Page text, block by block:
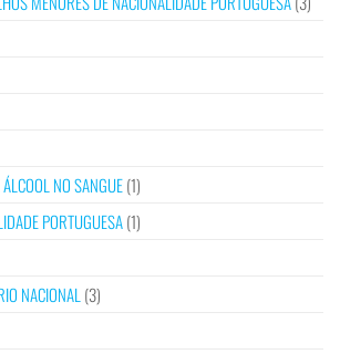
NO SANGUE(1)
PORTUGUESA(1)
NACIONAL (3)